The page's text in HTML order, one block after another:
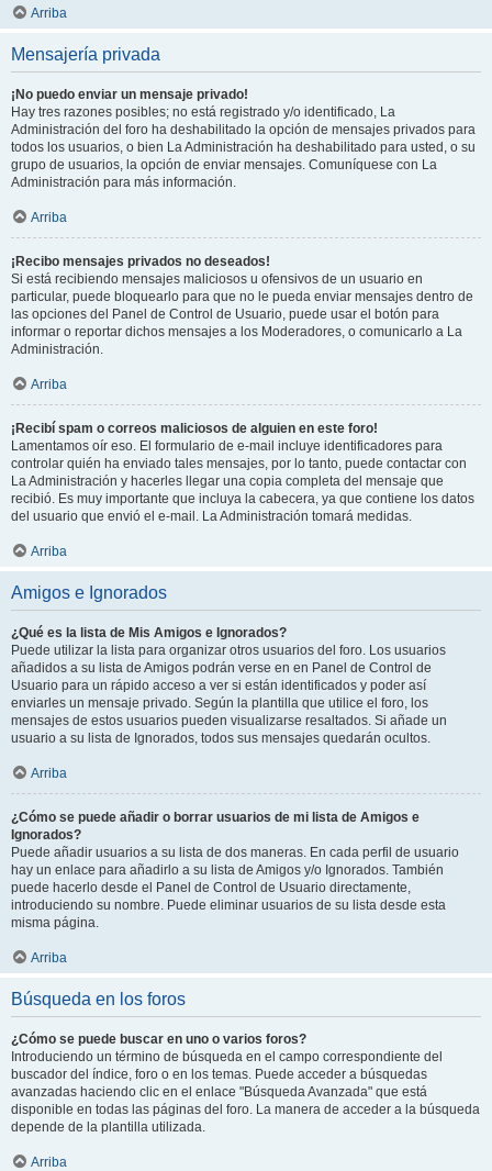
Arriba
Mensajería privada
¡No puedo enviar un mensaje privado!
Hay tres razones posibles; no está registrado y/o identificado, La
Administración del foro ha deshabilitado la opción de mensajes privados para
todos los usuarios, o bien La Administración ha deshabilitado para usted, o su
grupo de usuarios, la opción de enviar mensajes. Comuníquese con La
Administración para más información.
Arriba
¡Recibo mensajes privados no deseados!
Si está recibiendo mensajes maliciosos u ofensivos de un usuario en
particular, puede bloquearlo para que no le pueda enviar mensajes dentro de
las opciones del Panel de Control de Usuario, puede usar el botón para
informar o reportar dichos mensajes a los Moderadores, o comunicarlo a La
Administración.
Arriba
¡Recibí spam o correos maliciosos de alguien en este foro!
Lamentamos oír eso. El formulario de e-mail incluye identificadores para
controlar quién ha enviado tales mensajes, por lo tanto, puede contactar con
La Administración y hacerles llegar una copia completa del mensaje que
recibió. Es muy importante que incluya la cabecera, ya que contiene los datos
del usuario que envió el e-mail. La Administración tomará medidas.
Arriba
Amigos e Ignorados
¿Qué es la lista de Mis Amigos e Ignorados?
Puede utilizar la lista para organizar otros usuarios del foro. Los usuarios
añadidos a su lista de Amigos podrán verse en en Panel de Control de
Usuario para un rápido acceso a ver si están identificados y poder así
enviarles un mensaje privado. Según la plantilla que utilice el foro, los
mensajes de estos usuarios pueden visualizarse resaltados. Si añade un
usuario a su lista de Ignorados, todos sus mensajes quedarán ocultos.
Arriba
¿Cómo se puede añadir o borrar usuarios de mi lista de Amigos e
Ignorados?
Puede añadir usuarios a su lista de dos maneras. En cada perfil de usuario
hay un enlace para añadirlo a su lista de Amigos y/o Ignorados. También
puede hacerlo desde el Panel de Control de Usuario directamente,
introduciendo su nombre. Puede eliminar usuarios de su lista desde esta
misma página.
Arriba
Búsqueda en los foros
¿Cómo se puede buscar en uno o varios foros?
Introduciendo un término de búsqueda en el campo correspondiente del
buscador del índice, foro o en los temas. Puede acceder a búsquedas
avanzadas haciendo clic en el enlace "Búsqueda Avanzada" que está
disponible en todas las páginas del foro. La manera de acceder a la búsqueda
depende de la plantilla utilizada.
Arriba